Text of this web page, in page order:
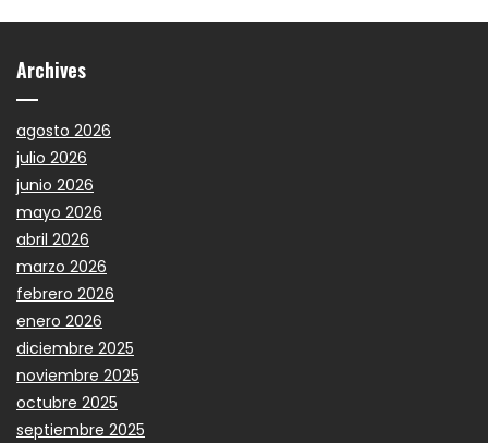
Archives
agosto 2026
julio 2026
junio 2026
mayo 2026
abril 2026
marzo 2026
febrero 2026
enero 2026
diciembre 2025
noviembre 2025
octubre 2025
septiembre 2025